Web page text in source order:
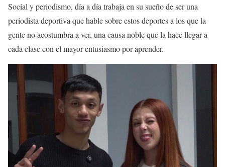
Social y periodismo, día a día trabaja en su sueño de ser una
periodista deportiva que hable sobre estos deportes a los que la
gente no acostumbra a ver, una causa noble que la hace llegar a
cada clase con el mayor entusiasmo por aprender.